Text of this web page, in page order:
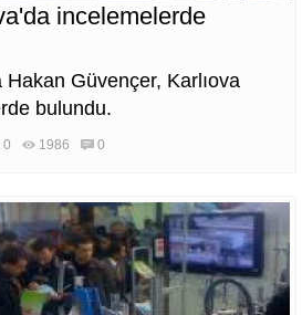
incelemelerde
Güvençer, Karlıova
bulundu.
0 1986 0